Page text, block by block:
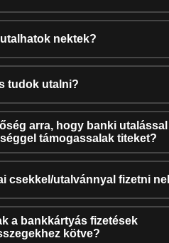
nektek?
tudok utalni?
arra, hogy banki
támogassalak titeket?
csekkel/utalvánnyal fizetni
a bankkártyás fizetések
kötve?